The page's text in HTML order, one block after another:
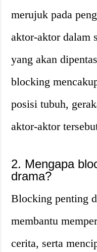
merujuk pada
aktor-aktor dalam
yang akan
blocking
posisi tubuh,
aktor-aktor
2. Mengapa
drama?
Blocking penting
membantu
cerita, serta